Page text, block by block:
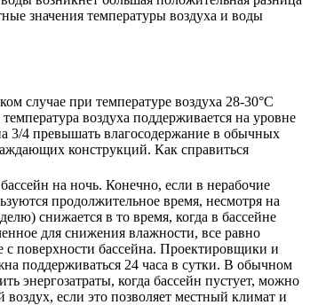
значения температуры воздуха и воды
случае при температуре воздуха 28-30°С
воздуха поддерживается на уровне
3/4 превышать влагосодержание в обычных
конструкций. Как справиться
на ночь. Конечно, если в нерабочие
продолжительное время, несмотря на
снижается в то время, когда в бассейне
для снижения влажности, все равно
с поверхности бассейна. Проектировщики и
поддерживаться 24 часа в сутки. В обычном
энергозатраты, когда бассейн пустует, можно
если это позволяет местный климат и